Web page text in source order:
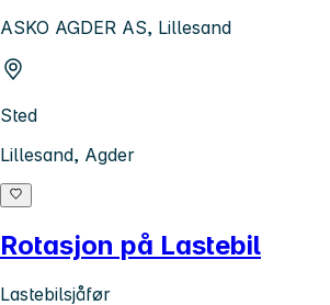
ASKO AGDER AS, Lillesand
Sted
Lillesand, Agder
Rotasjon på Lastebil
Lastebilsjåfør